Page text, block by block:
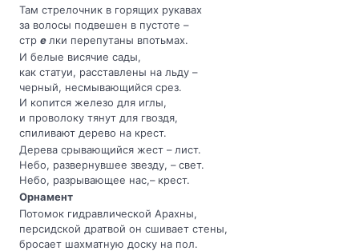
Там стрелочник в горящих рукавах
за волосы подвешен в пустоте –
стр е лки перепутаны впотьмах.
И белые висячие сады,
как статуи, расставлены на льду –
черный, несмывающийся срез.
И копится железо для иглы,
и проволоку тянут для гвоздя,
спиливают дерево на крест.
Дерева срывающийся жест – лист.
Небо, развернувшее звезду, – свет.
Небо, разрывающее нас,– крест.
Орнамент
Потомок гидравлической Арахны,
персидской дратвой он сшивает стены,
бросает шахматную доску на пол.